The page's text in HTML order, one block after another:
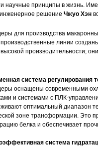
научные принципы в жизнь.
решение Чжуо Хэн
для производства
линии
производительности;
система регулирования
оснащены современными
и системами с ПЛК-
оптимальный диапазон
зоне трансформации. Это
белка и обеспечивает
система